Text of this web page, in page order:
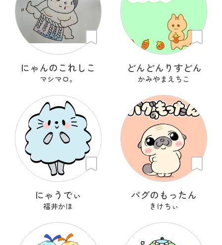
にゃんのこれしこ
マシマロ。
どんどんりすどん
かみやまえちこ
にゃうでぃ
福井かほ
パグのもったん
きけちぃ